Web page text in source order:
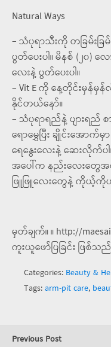
Natural Ways
– သံပုရာသီးကို တခြမ်းခ
ပွတ်ပေးပါ။ မိနစ် (၂၀)
လေးနဲ့ ပွတ်ပေးပါ။
– Vit E ကို နေ့တိုင်းမှန်မှ
နိုင်တယ်နော်။
– သံပုရာရည်နဲ့ ပျားရည်
ရောမွှေပြီး ချိုင်းအောက်
ရေနွေးလေးနဲ့ ဆေးလိုက်ပါ
အပေါ်က နည်းလေးတွေအတို
ဖြူဖြူလေးတွေနဲ့ ကိုယ့်ကို
မှတ်ချက်။ ။ http://
ကူးယူဖော်ပြခြင်း ဖြစ်သ
Categories: Beauty &
Tags:arm-pit care,
Previous Post